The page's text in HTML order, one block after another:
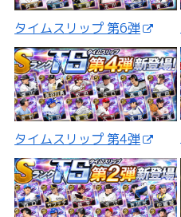
タイムスリップ 第6弾
タイムスリップ 第4弾